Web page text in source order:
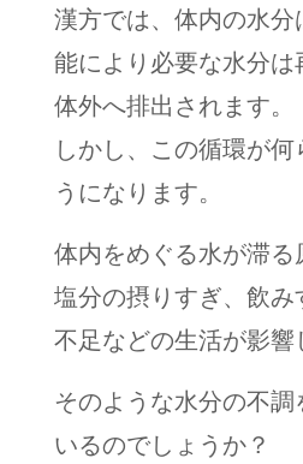
漢方では、体内の水
能により必要な水分
体外へ排出されます。
しかし、この循環が
うになります。
体内をめぐる水が滞
塩分の摂りすぎ、飲
不足などの生活が影
そのような水分の不
いるのでしょうか？